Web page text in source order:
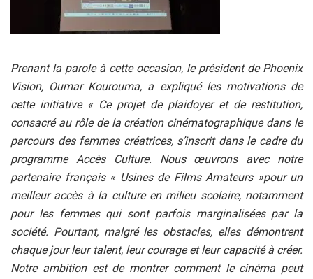
Prenant la parole à cette occasion, le président de Phoenix
Vision, Oumar Kourouma, a expliqué les motivations de
cette initiative « Ce projet de plaidoyer et de restitution,
consacré au rôle de la création cinématographique dans le
parcours des femmes créatrices, s’inscrit dans le cadre du
programme Accès Culture. Nous œuvrons avec notre
partenaire français « Usines de Films Amateurs »pour un
meilleur accès à la culture en milieu scolaire, notamment
pour les femmes qui sont parfois marginalisées par la
société. Pourtant, malgré les obstacles, elles démontrent
chaque jour leur talent, leur courage et leur capacité à créer.
Notre ambition est de montrer comment le cinéma peut